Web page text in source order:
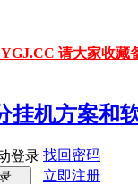
请大家收
登录 找回密码
立即注册